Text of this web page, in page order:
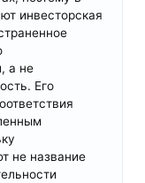
инвесторская
а не
Его
не название